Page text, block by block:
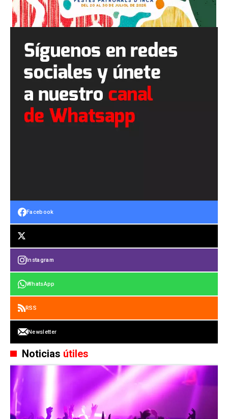
Facebook
Instagram
WhatsApp
RSS
Newsletter
Noticias útiles